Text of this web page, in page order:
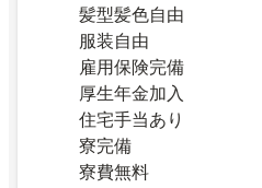
髪型髪色自由
服装自由
雇用保険完備
厚生年金加入
住宅手当あり
寮完備
寮費無料